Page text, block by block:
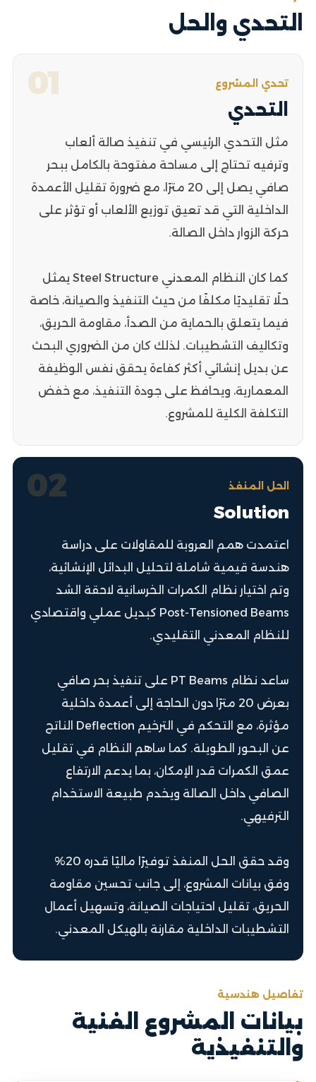
التحدي والحل
01 تحدي المشروع
التحدي
مثل التحدي الرئيسي في تنفيذ صالة ألعاب
وترفيه تحتاج إلى مساحة مفتوحة بالكامل ببحر
صافي يصل إلى 20 مترًا، مع ضرورة تقليل الأعمدة
الداخلية التي قد تعيق توزيع الألعاب أو تؤثر على
حركة الزوار داخل الصالة.
كما كان النظام المعدني Steel Structure يمثل
حلًا تقليديًا مكلفًا من حيث التنفيذ والصيانة، خاصة
فيما يتعلق بالحماية من الصدأ، مقاومة الحريق،
وتكاليف التشطيبات. لذلك كان من الضروري البحث
عن بديل إنشائي أكثر كفاءة يحقق نفس الوظيفة
المعمارية، ويحافظ على جودة التنفيذ، مع خفض
التكلفة الكلية للمشروع.
02 الحل المنفذ
Solution
اعتمدت همم العروبة للمقاولات على دراسة
هندسة قيمية شاملة لتحليل البدائل الإنشائية،
وتم اختيار نظام الكمرات الخرسانية لاحقة الشد
Post-Tensioned Beams كبديل عملي واقتصادي
للنظام المعدني التقليدي.
ساعد نظام PT Beams على تنفيذ بحر صافي
بعرض 20 مترًا دون الحاجة إلى أعمدة داخلية
مؤثرة، مع التحكم في الترخيم Deflection الناتج
عن البحور الطويلة. كما ساهم النظام في تقليل
عمق الكمرات قدر الإمكان، بما يدعم الارتفاع
الصافي داخل الصالة ويخدم طبيعة الاستخدام
الترفيهي.
وقد حقق الحل المنفذ توفيرًا ماليًا قدره 20%
وفق بيانات المشروع، إلى جانب تحسين مقاومة
الحريق، تقليل احتياجات الصيانة، وتسهيل أعمال
التشطيبات الداخلية مقارنة بالهيكل المعدني.
تفاصيل هندسية
بيانات المشروع الفنية
والتنفيذية